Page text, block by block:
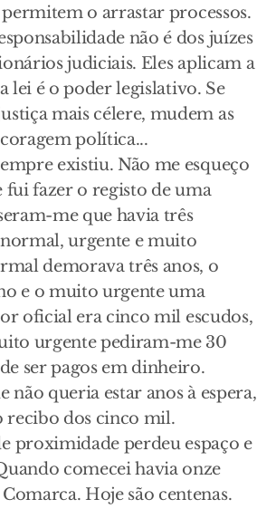
o arrastar processos.
não é dos juízes
judiciais. Eles aplicam a
lei é o poder legislativo. Se
mais célere, mudem as
política...
existiu. Não me esqueço
fui fazer o registo de uma
me que havia três
urgente e muito
demorava três anos, o
e o muito urgente uma
oficial era cinco mil escudos,
urgente pediram-me 30
ser pagos em dinheiro.
não queria estar anos à espera,
recibo dos cinco mil.
proximidade perdeu espaço e
comecei havia onze
Hoje são centenas.